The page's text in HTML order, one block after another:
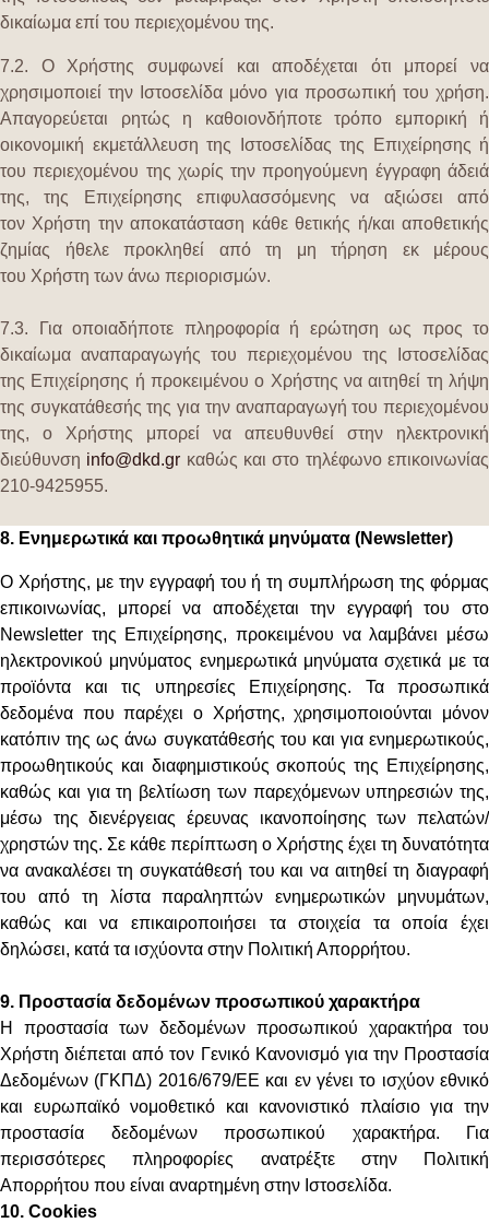
δικαίωμα επί του περιεχομένου της.
7.2. Ο Χρήστης συμφωνεί και αποδέχεται ότι μπορεί να
χρησιμοποιεί την Ιστοσελίδα μόνο για προσωπική του χρήση.
Απαγορεύεται ρητώς η καθοιονδήποτε τρόπο εμπορική ή
οικονομική εκμετάλλευση της Ιστοσελίδας της Επιχείρησης ή
του περιεχομένου της χωρίς την προηγούμενη έγγραφη άδειά
της, της Επιχείρησης επιφυλασσόμενης να αξιώσει από
τον Χρήστη την αποκατάσταση κάθε θετικής ή/και αποθετικής
ζημίας ήθελε προκληθεί από τη μη τήρηση εκ μέρους
του Χρήστη των άνω περιορισμών.
7.3. Για οποιαδήποτε πληροφορία ή ερώτηση ως προς το
δικαίωμα αναπαραγωγής του περιεχομένου της Ιστοσελίδας
της Επιχείρησης ή προκειμένου ο Χρήστης να αιτηθεί τη λήψη
της συγκατάθεσής της για την αναπαραγωγή του περιεχομένου
της, ο Χρήστης μπορεί να απευθυνθεί στην ηλεκτρονική
διεύθυνση info@dkd.gr καθώς και στο τηλέφωνο επικοινωνίας
210-9425955.
8. Ενημερωτικά και προωθητικά μηνύματα (Newsletter)
Ο Χρήστης, με την εγγραφή του ή τη συμπλήρωση της φόρμας
επικοινωνίας, μπορεί να αποδέχεται την εγγραφή του στο
Newsletter της Επιχείρησης, προκειμένου να λαμβάνει μέσω
ηλεκτρονικού μηνύματος ενημερωτικά μηνύματα σχετικά με τα
προϊόντα και τις υπηρεσίες Επιχείρησης. Τα προσωπικά
δεδομένα που παρέχει ο Χρήστης, χρησιμοποιούνται μόνον
κατόπιν της ως άνω συγκατάθεσής του και για ενημερωτικούς,
προωθητικούς και διαφημιστικούς σκοπούς της Επιχείρησης,
καθώς και για τη βελτίωση των παρεχόμενων υπηρεσιών της,
μέσω της διενέργειας έρευνας ικανοποίησης των πελατών/
χρηστών της. Σε κάθε περίπτωση ο Χρήστης έχει τη δυνατότητα
να ανακαλέσει τη συγκατάθεσή του και να αιτηθεί τη διαγραφή
του από τη λίστα παραληπτών ενημερωτικών μηνυμάτων,
καθώς και να επικαιροποιήσει τα στοιχεία τα οποία έχει
δηλώσει, κατά τα ισχύοντα στην Πολιτική Απορρήτου.
9. Προστασία δεδομένων προσωπικού χαρακτήρα
Η προστασία των δεδομένων προσωπικού χαρακτήρα του
Χρήστη διέπεται από τον Γενικό Κανονισμό για την Προστασία
Δεδομένων (ΓΚΠΔ) 2016/679/ΕΕ και εν γένει το ισχύον εθνικό
και ευρωπαϊκό νομοθετικό και κανονιστικό πλαίσιο για την
προστασία δεδομένων προσωπικού χαρακτήρα. Για
περισσότερες πληροφορίες ανατρέξτε στην Πολιτική
Απορρήτου που είναι αναρτημένη στην Ιστοσελίδα.
10. Cookies